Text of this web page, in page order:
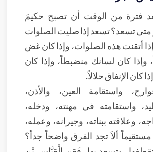
فترة من الوقت أن تصبح حكيمَ
تسعد؟ تسعد إذا صليت الصلوات
أتقنت هذه الصلوات، وإذا كان غض
كان لسانك منضبطاً، وإذا كان
كان الإنفاق حلالاً.
واستقامة العين، والأذن،
واستقامته في مهنته، ودخله،
وعلاقته ببناته، وجيرانه، وعمله،
ألاَ تجد الفرق واضحاً جداً؟